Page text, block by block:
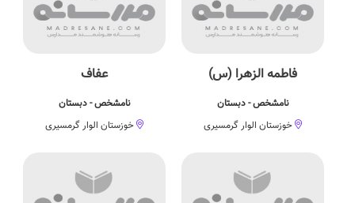
فاطمه الزهرا (س)
نامشخص - دبستان
خوزستان الوار گرمسیری
عفاف
نامشخص - دبستان
خوزستان الوار گرمسیری